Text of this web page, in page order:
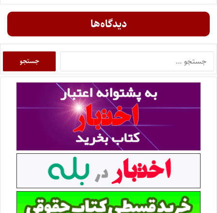
دیدگاه‌ها